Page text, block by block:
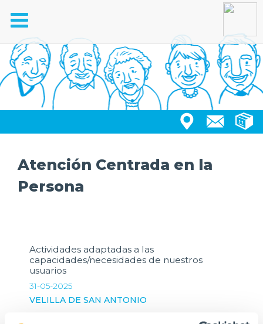
Toggle
navigation
Atención Centrada en la
Persona
Actividades adaptadas a las
capacidades/necesidades de nuestros
usuarios
31-05-2025
VELILLA DE SAN ANTONIO